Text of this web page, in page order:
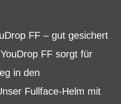
FF – gut gesichert
FF sorgt für
in den
Fullface-Helm mit